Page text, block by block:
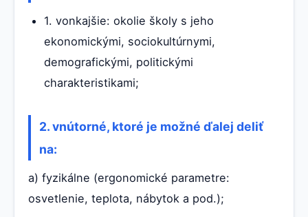
1. vonkajšie: okolie školy s jeho
ekonomickými, sociokultúrnymi,
demografickými, politickými
charakteristikami;
2. vnútorné, ktoré je možné ďalej deliť
na:
a) fyzikálne (ergonomické parametre:
osvetlenie, teplota, nábytok a pod.);